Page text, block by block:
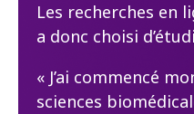
Les recherches en
a donc choisi
« J’ai commencé
sciences